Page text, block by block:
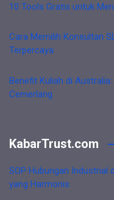
10 Tools Gratis untuk
Cara Memilih Konsultan
Terpercaya
Benefit Kuliah di
Cemerlang
KabarTrust.com
SOP Hubungan Industrial
yang Harmonis